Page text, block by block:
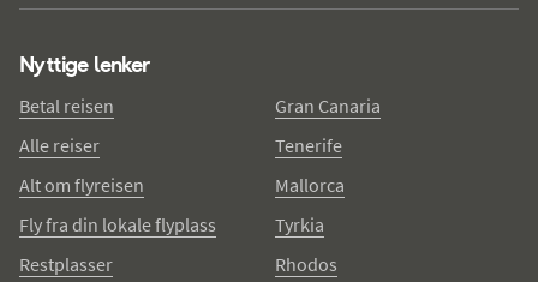
Nyttige lenker
Betal reisen
Alle reiser
Alt om flyreisen
Fly fra din lokale flyplass
Restplasser
Gran Canaria
Tenerife
Mallorca
Tyrkia
Rhodos